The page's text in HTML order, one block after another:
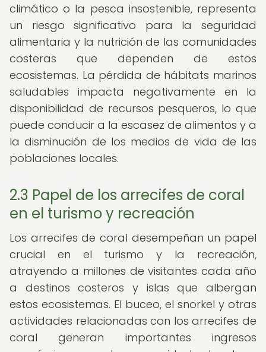
climático o la pesca insostenible, representa
un riesgo significativo para la seguridad
alimentaria y la nutrición de las comunidades
costeras que dependen de estos
ecosistemas. La pérdida de hábitats marinos
saludables impacta negativamente en la
disponibilidad de recursos pesqueros, lo que
puede conducir a la escasez de alimentos y a
la disminución de los medios de vida de las
poblaciones locales.
2.3 Papel de los arrecifes de coral
en el turismo y recreación
Los arrecifes de coral desempeñan un papel
crucial en el turismo y la recreación,
atrayendo a millones de visitantes cada año
a destinos costeros y islas que albergan
estos ecosistemas. El buceo, el snorkel y otras
actividades relacionadas con los arrecifes de
coral generan importantes ingresos